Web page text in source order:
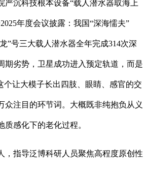
严沉科技根本设备“载人潜水器取海上
年度会议披露：我国“深海懦夫”
”号三大载人潜水器全年完成314次深
期劣势，卫星成功进入预定轨道，而是
个让大模子长出四肢、眼睛、感官的交
众注目的环节词。大概既非纯抱负从义
感化下的老化过程。
指导泛博科研人员聚焦高程度原创性